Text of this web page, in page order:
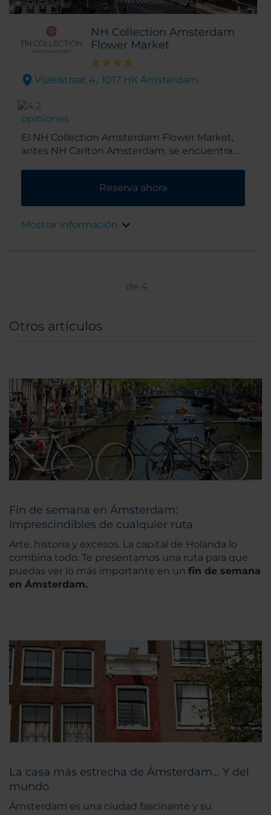
NH Collection Amsterdam
Flower Market
Vijzelstraat 4,. 1017 HK Ámsterdam
opiniones
El NH Collection Amsterdam Flower Market,
antes NH Carlton Amsterdam, se encuentra
entre ellas, el mercado de flores flotante y la
Plaza Rembrandt. Muy cerca de la zona de
Reserva ahora
Mostrar información
de 4
Otros artículos
Fin de semana en Ámsterdam:
Imprescindibles de cualquier ruta
Arte, historia y excesos. La capital de Holanda lo
combina todo. Te presentamos una ruta para que
puedas ver lo más importante en un fin de semana
en Ámsterdam.
La casa más estrecha de Ámsterdam... Y del
mundo
Ámsterdam es una ciudad fascinante y su